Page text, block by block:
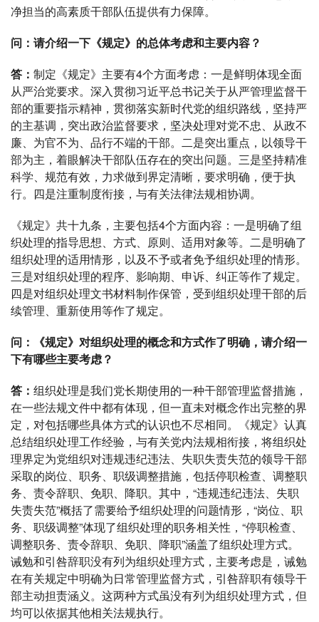
净担当的高素质干部队伍提供有力保障。
问：请介绍一下《规定》的总体考虑和主要内容？
答： 制定《规定》主要有4个方面考虑：一是鲜明体现全面
从严治党要求。深入贯彻习近平总书记关于从严管理监督干
部的重要指示精神，贯彻落实新时代党的组织路线，坚持严
的主基调，突出政治监督要求，坚决处理对党不忠、从政不
廉、为官不为、品行不端的干部。二是突出重点，以领导干
部为主，着眼解决干部队伍存在的突出问题。三是坚持精准
科学、规范有效，力求做到界定清晰，要求明确，便于执
行。四是注重制度衔接，与有关法律法规相协调。
《规定》共十九条，主要包括4个方面内容：一是明确了组
织处理的指导思想、方式、原则、适用对象等。二是明确了
组织处理的适用情形，以及不予或者免予组织处理的情形。
三是对组织处理的程序、影响期、申诉、纠正等作了规定。
四是对组织处理文书材料制作保管，受到组织处理干部的后
续管理、重新使用等作了规定。
问：《规定》对组织处理的概念和方式作了明确，请介绍一
下有哪些主要考虑？
答： 组织处理是我们党长期使用的一种干部管理监督措施，
在一些法规文件中都有体现，但一直未对概念作出完整的界
定，对包括哪些具体方式的认识也不尽相同。《规定》认真
总结组织处理工作经验，与有关党内法规相衔接，将组织处
理界定为党组织对违规违纪违法、失职失责失范的领导干部
采取的岗位、职务、职级调整措施，包括停职检查、调整职
务、责令辞职、免职、降职。其中，“违规违纪违法、失职
失责失范”概括了需要给予组织处理的问题情形，“岗位、职
务、职级调整”体现了组织处理的职务相关性，“停职检查、
调整职务、责令辞职、免职、降职”涵盖了组织处理方式。
诫勉和引咎辞职没有列为组织处理方式，主要考虑是，诫勉
在有关规定中明确为日常管理监督方式，引咎辞职有领导干
部主动担责涵义。这两种方式虽没有列为组织处理方式，但
均可以依据其他相关法规执行。